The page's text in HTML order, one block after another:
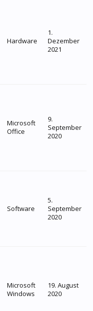
Hardware
1.
Dezember
2021
Microsoft
Office
9.
September
2020
Software
5.
September
2020
Microsoft
Windows
19. August
2020